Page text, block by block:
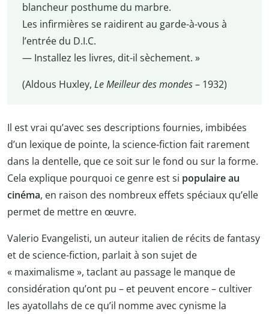
blancheur posthume du marbre.
Les infirmières se raidirent au garde-à-vous à
l’entrée du D.I.C.
— Installez les livres, dit-il sèchement. »
(Aldous Huxley, Le Meilleur des mondes– 1932)
Il est vrai qu’avec ses descriptions fournies, imbibées
d’un lexique de pointe, la science-fiction fait rarement
dans la dentelle, que ce soit sur le fond ou sur la forme.
Cela explique pourquoi ce genre est si populaire au
cinéma, en raison des nombreux effets spéciaux qu’elle
permet de mettre en œuvre.
Valerio Evangelisti, un auteur italien de récits de fantasy
et de science-fiction, parlait à son sujet de
« maximalisme », taclant au passage le manque de
considération qu’ont pu – et peuvent encore – cultiver
les ayatollahs de ce qu’il nomme avec cynisme la